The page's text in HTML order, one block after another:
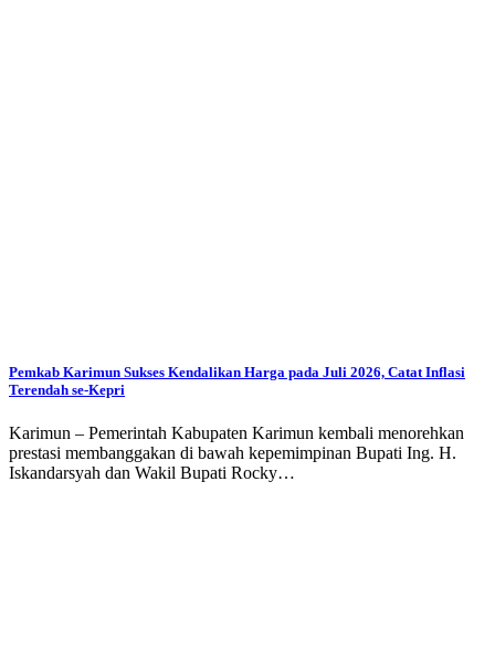
Pemkab Karimun Sukses Kendalikan Harga pada Juli 2026, Catat Inflasi
Terendah se-Kepri
Karimun – Pemerintah Kabupaten Karimun kembali menorehkan
prestasi membanggakan di bawah kepemimpinan Bupati Ing. H.
Iskandarsyah dan Wakil Bupati Rocky…